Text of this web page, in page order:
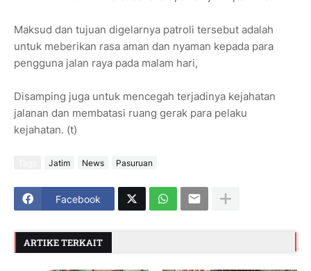
Maksud dan tujuan digelarnya patroli tersebut adalah
untuk meberikan rasa aman dan nyaman kepada para
pengguna jalan raya pada malam hari,
Disamping juga untuk mencegah terjadinya kejahatan
jalanan dan membatasi ruang gerak para pelaku
kejahatan. (t)
Jatim News Pasuruan
Facebook
ARTIKE TERKAIT